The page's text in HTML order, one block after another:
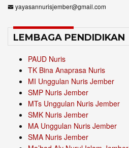
yayasannurisjember@gmail.com
LEMBAGA PENDIDIKAN
PAUD Nuris
TK Bina Anaprasa Nuris
MI Unggulan Nuris Jember
SMP Nuris Jember
MTs Unggulan Nuris Jember
SMK Nuris Jember
MA Unggulan Nuris Jember
SMA Nuris Jember